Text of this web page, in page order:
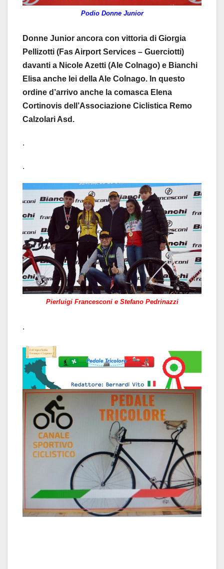
Podio Donne Junior
Donne Junior ancora con vittoria di Giorgia
Pellizotti (Fas Airport Services – Guerciotti)
davanti a Nicole Azetti (Ale Colnago) e Bianchi
Elisa anche lei della Ale Colnago. In questo
ordine d’arrivo anche la comasca Elena
Cortinovis dell’Associazione Ciclistica Remo
Calzolari Asd.
.
.
Pierluigi Francesconi e Stefano Pedrinazzi
.